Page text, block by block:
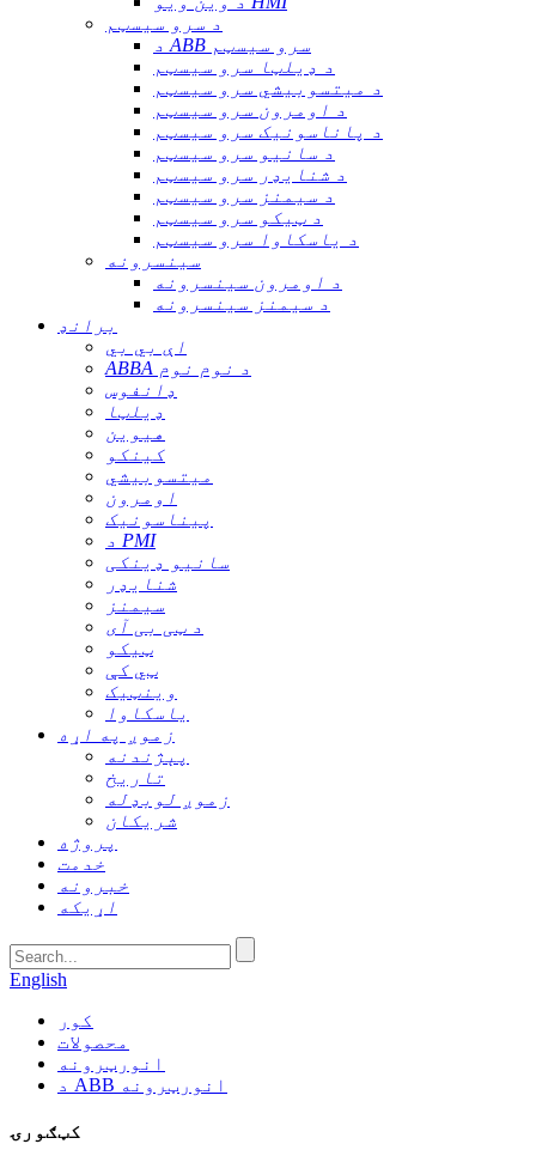
د سرو سیسټم
د ABB سرو سیسټم
د ډیلټا سرو سیسټم
د میتسوبیشي سرو سیسټم
د اومرون سرو سیسټم
د پاناسونیک سرو سیسټم
د سانیو سرو سیسټم
د شنایډر سرو سیسټم
د سیمنز سرو سیسټم
د ټیکو سرو سیسټم
د یاسکاوا سرو سیسټم
سینسرونه
د اومرون سینسرونه
د سیمنز سینسرونه
برانډ
اې بي بي
ABBA د نوم نوم
ډانفوس
ډیلټا
هیوین
کینکو
میتسوبیشي
اومرون
پیناسونیک
د PMI
سانیو ډینکی
شنایډر
سیمنز
د ټی بی آی
ټیکو
ټي کې
وینټیک
یاسکاوا
زموږ په اړه
پېژندنه
تاریخ
زموږ لوبډله
شریکان
پروژه
خدمت
خبرونه
اړیکه
English
کور
محصولات
انورټرونه
د ABB انورټرونه
کټګورۍ